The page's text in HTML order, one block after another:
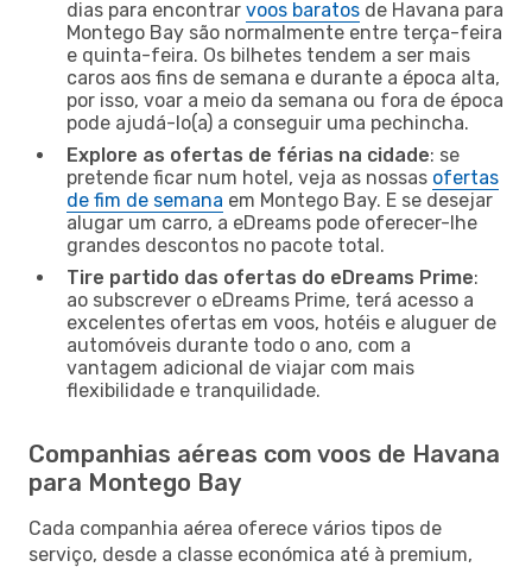
dias para encontrar voos baratos de Havana para
Montego Bay são normalmente entre terça-feira
e quinta-feira. Os bilhetes tendem a ser mais
caros aos fins de semana e durante a época alta,
por isso, voar a meio da semana ou fora de época
pode ajudá-lo(a) a conseguir uma pechincha.
Explore as ofertas de férias na cidade: se
pretende ficar num hotel, veja as nossas ofertas
de fim de semana em Montego Bay. E se desejar
alugar um carro, a eDreams pode oferecer-lhe
grandes descontos no pacote total.
Tire partido das ofertas do eDreams Prime:
ao subscrever o eDreams Prime, terá acesso a
excelentes ofertas em voos, hotéis e aluguer de
automóveis durante todo o ano, com a
vantagem adicional de viajar com mais
flexibilidade e tranquilidade.
Companhias aéreas com voos de Havana
para Montego Bay
Cada companhia aérea oferece vários tipos de
serviço, desde a classe económica até à premium,